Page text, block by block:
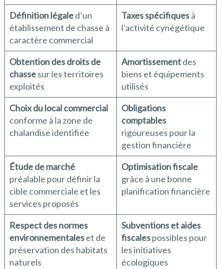
Définition légaled’un
établissement de chasse à
caractère commercial
Taxes spécifiquesà
l’activité cynégétique
Obtention des droits de
chassesur les territoires
exploités
Amortissementdes
biens et équipements
utilisés
Choix du local commercial
conforme à la zone de
chalandise identifiée
Obligations
comptables
rigoureuses pour la
gestion financière
Étude de marché
préalable pour définir la
cible commerciale et les
services proposés
Optimisation fiscale
grâce à une bonne
planification financière
Respect des normes
environnementaleset de
préservation des habitats
naturels
Subventions et aides
fiscalespossibles pour
les initiatives
écologiques